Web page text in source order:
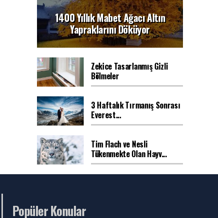
1400 Yıllık Mabet Ağacı Altın
Yapraklarını Döküyor
Zekice Tasarlanmış Gizli
Bölmeler
3 Haftalık Tırmanış Sonrası
Everest...
Tim Flach ve Nesli
Tükenmekte Olan Hayv...
Popüler Konular